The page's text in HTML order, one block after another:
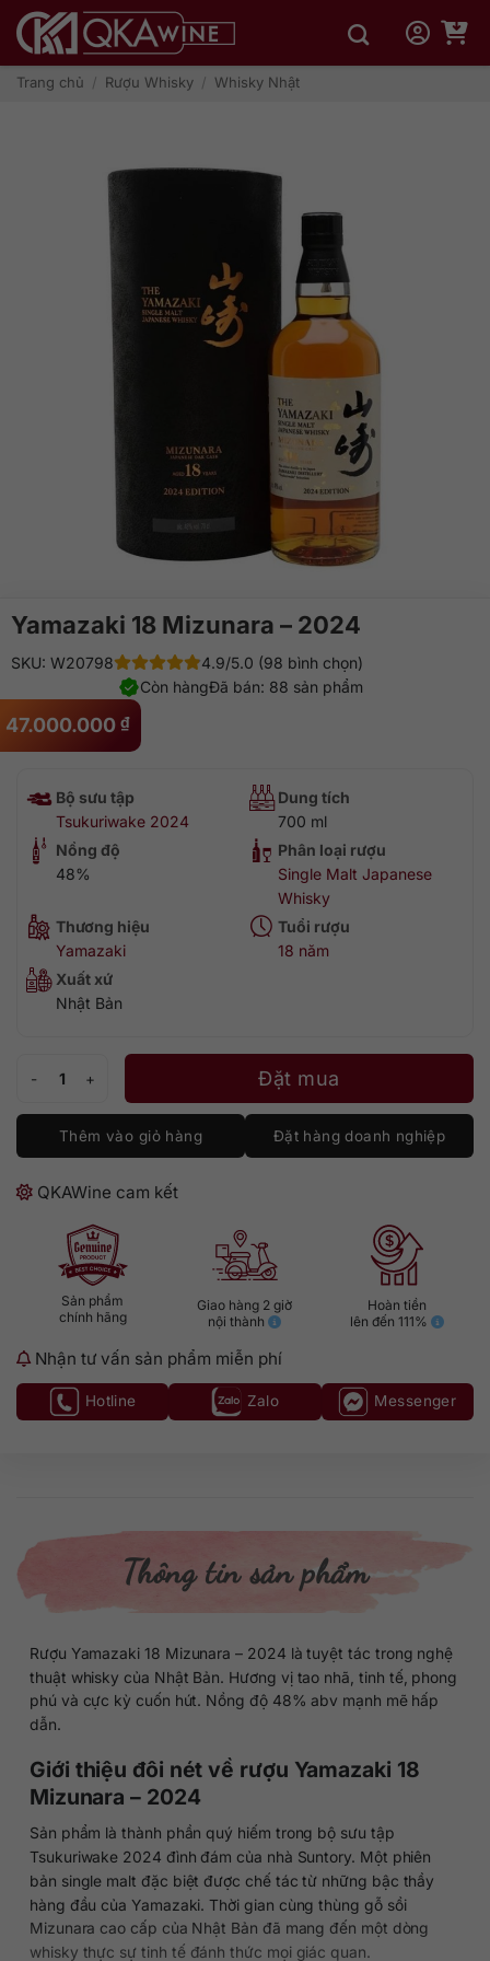
qua
dungTrang chủ / Rượu Whisky / Whisky Nhật
Yamazaki 18 Mizunara – 2024
47.000.000 ₫
SKU: W20798
4.9/5.0 (98 bình chọn)
Đã bán: 88 sản phẩm
Còn hàng
Bộ sưu tập
Tsukuriwake 2024
Dung tích
700 ml
Nồng độ
48%
Phân loại rượu
Single Malt Japanese
Whisky
Thương hiệu
Yamazaki
Tuổi rượu
18 năm
Xuất xứ
Nhật Bản
Yamazaki 18 Mizunara – 2024 số lượngĐặt mua
Thêm vào giỏ hàng Đặt hàng doanh nghiệp
QKAWine cam kết
Sản phẩm
chính hãng
Giao hàng 2 giờ
nội thành
Hoàn tiền
lên đến 111%
Nhận tư vấn sản phẩm miễn phí
Hotline Zalo Messenger
Thông tin sản phẩm
Rượu Yamazaki 18 Mizunara – 2024 là tuyệt tác trong nghệ
thuật whisky của Nhật Bản. Hương vị tao nhã, tinh tế, phong
phú và cực kỳ cuốn hút. Nồng độ 48% abv mạnh mẽ hấp
dẫn.
Giới thiệu đôi nét về rượu Yamazaki 18
Mizunara – 2024
Sản phẩm là thành phần quý hiếm trong bộ sưu tập
Tsukuriwake 2024 đình đám của nhà Suntory. Một phiên
bản single malt đặc biệt được chế tác từ những bậc thầy
hàng đầu của Yamazaki. Thời gian cùng thùng gỗ sồi
Mizunara cao cấp của Nhật Bản đã mang đến một dòng
whisky thực sự tinh tế đánh thức mọi giác quan.